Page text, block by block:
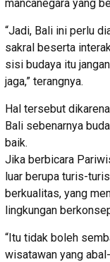
mancanegara yang
“Jadi, Bali ini perlu
sakral beserta
sisi budaya itu
jaga,” terangnya.
Hal tersebut
Bali sebenarnya
baik.
Jika berbicara
luar berupa turis-
berkualitas, yang
lingkungan
“Itu tidak boleh
wisatawan yang